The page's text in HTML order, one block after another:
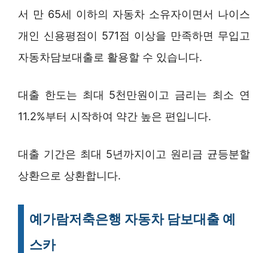
서 만 65세 이하의 자동차 소유자이면서 나이스
개인 신용평점이 571점 이상을 만족하면 무입고
자동차담보대출로 활용할 수 있습니다.
대출 한도는 최대 5천만원이고 금리는 최소 연
11.2%부터 시작하여 약간 높은 편입니다.
대출 기간은 최대 5년까지이고 원리금 균등분할
상환으로 상환합니다.
예가람저축은행 자동차 담보대출 예
스카